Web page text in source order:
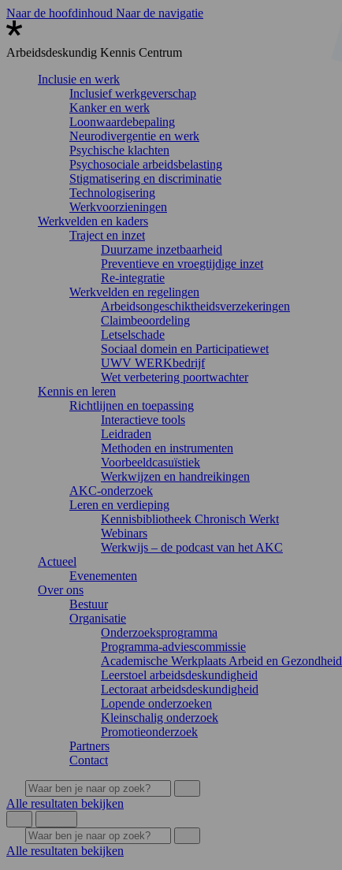
Naar de hoofdinhoud Naar de navigatie
Arbeidsdeskundig Kennis Centrum
Inclusie en werk
Inclusief werkgeverschap
Kanker en werk
Loonwaardebepaling
Neurodivergentie en werk
Psychische klachten
Psychosociale arbeidsbelasting
Stigmatisering en discriminatie
Technologisering
Werkvoorzieningen
Werkvelden en kaders
Traject en inzet
Duurzame inzetbaarheid
Preventieve en vroegtijdige inzet
Re-integratie
Werkvelden en regelingen
Arbeidsongeschiktheidsverzekeringen
Claimbeoordeling
Letselschade
Sociaal domein en Participatiewet
UWV WERKbedrijf
Wet verbetering poortwachter
Kennis en leren
Richtlijnen en toepassing
Interactieve tools
Leidraden
Methoden en instrumenten
Voorbeeldcasuïstiek
Werkwijzen en handreikingen
AKC-onderzoek
Leren en verdieping
Kennisbibliotheek Chronisch Werkt
Webinars
Werkwijs – de podcast van het AKC
Actueel
Evenementen
Over ons
Bestuur
Organisatie
Onderzoeksprogramma
Programma-adviescommissie
Academische Werkplaats Arbeid en Gezondheid
Leerstoel arbeidsdeskundigheid
Lectoraat arbeidsdeskundigheid
Lopende onderzoeken
Kleinschalig onderzoek
Promotieonderzoek
Partners
Contact
Alle resultaten bekijken
Alle resultaten bekijken